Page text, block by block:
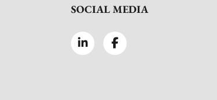
SOCIAL MEDIA